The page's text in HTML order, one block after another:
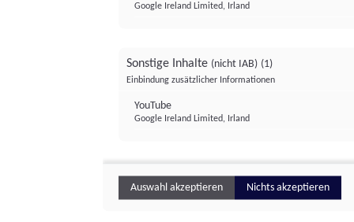
Google Ireland Limited, Irland
Sonstige Inhalte (nicht IAB) (1)
Einbindung zusätzlicher Informationen
YouTube
Google Ireland Limited, Irland
Auswahl akzeptieren Nichts akzeptieren